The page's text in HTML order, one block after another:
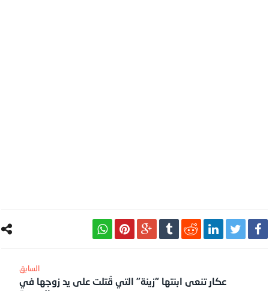
عكار تنعى ابنتها “زينة” التي قُتلت على يد زوجها في